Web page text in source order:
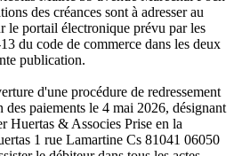
des créances sont à adresser au
le portail électronique prévu par les
du code de commerce dans les deux
publication.
d'une procédure de redressement
des paiements le 4 mai 2026, désignant
Huertas & Associes Prise en la
1 rue Lamartine Cs 81041 06050